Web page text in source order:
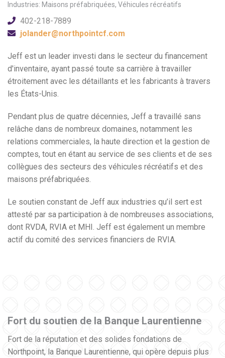
Industries: Maisons préfabriquées, Véhicules récréatifs
402-218-7889
jolander@northpointcf.com
Jeff est un leader investi dans le secteur du financement
d'inventaire, ayant passé toute sa carrière à travailler
étroitement avec les détaillants et les fabricants à travers
les États-Unis.
Pendant plus de quatre décennies, Jeff a travaillé sans
relâche dans de nombreux domaines, notamment les
relations commerciales, la haute direction et la gestion de
comptes, tout en étant au service de ses clients et de ses
collègues des secteurs des véhicules récréatifs et des
maisons préfabriquées.
Le soutien constant de Jeff aux industries qu’il sert est
attesté par sa participation à de nombreuses associations,
dont RVDA, RVIA et MHI. Jeff est également un membre
actif du comité des services financiers de RVIA.
Fort du soutien de la Banque Laurentienne
Fort de la réputation et des solides fondations de
Northpoint, la Banque Laurentienne, qui opère depuis plus